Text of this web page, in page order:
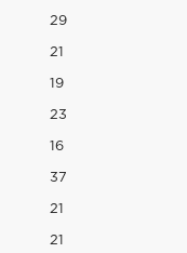
29
21
19
23
16
37
21
21